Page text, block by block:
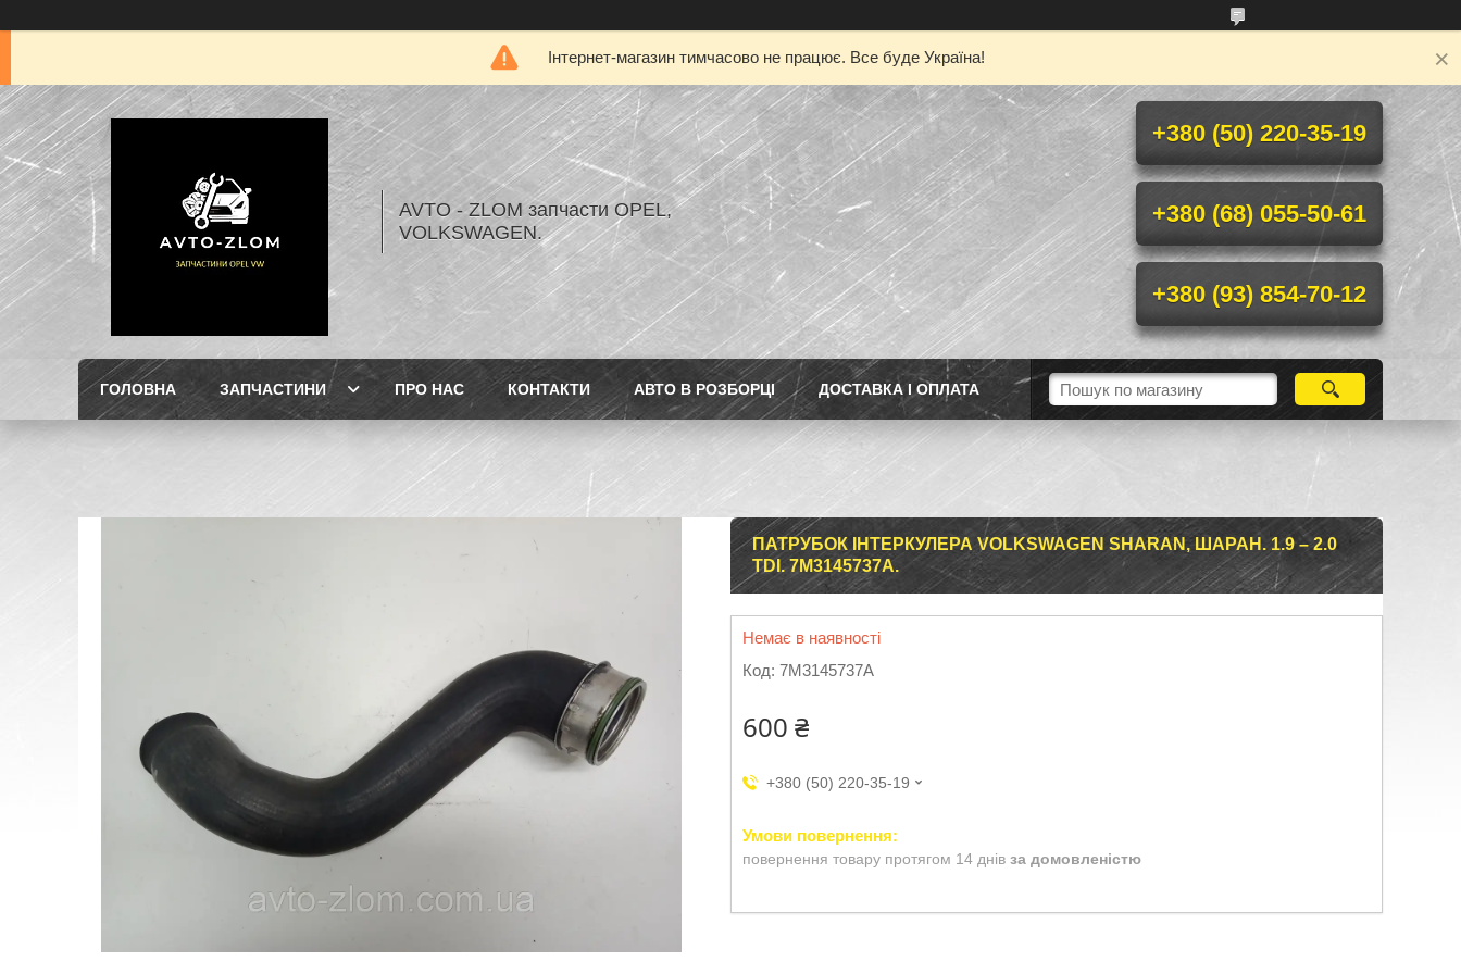
Інтернет-магазин тимчасово не працює. Все буде Україна!
AVTO - ZLOM запчасти OPEL,
VOLKSWAGEN.
+380 (50) 220-35-19
+380 (68) 055-50-61
+380 (93) 854-70-12
ГОЛОВНА ЗАПЧАСТИНИ ПРО НАС КОНТАКТИ АВТО В РОЗБОРЦІ ДОСТАВКА І ОПЛАТА
ПАТРУБОК ІНТЕРКУЛЕРА VOLKSWAGEN SHARAN, ШАРАН. 1.9 – 2.0
TDI. 7M3145737A.
Немає в наявності
Код: 7M3145737A
600 ₴
+380 (50) 220-35-19
повернення товару протягом 14 днів за домовленістю